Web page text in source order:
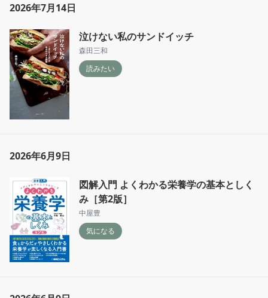
2026年7月14日
泣けない私のサンドイッチ
森田三和
読みたい
2026年6月9日
図解入門 よくわかる栄養学の基本としく
み［第2版］
中屋豊
気になる